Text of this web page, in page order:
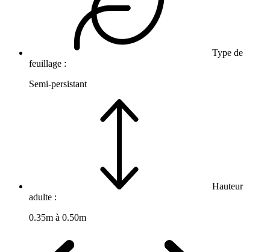
Type de
feuillage :
Semi-persistant
Hauteur
adulte :
0.35m à 0.50m